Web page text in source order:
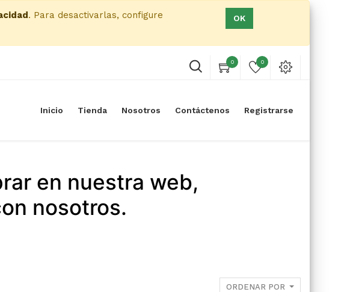
. Para desactivarlas, configure
OK
0 0
Inicio Tienda Nosotros Contáctenos Registrarse
en nuestra web,
nosotros.
ORDENAR POR